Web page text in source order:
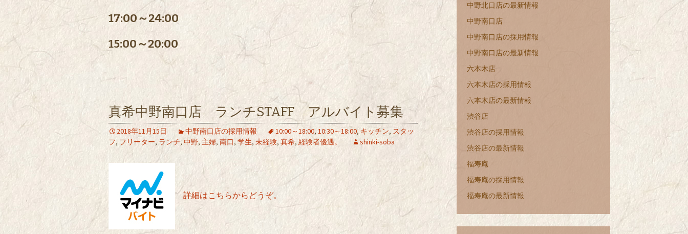
17:00～24:00
15:00～20:00
真希中野南口店 ランチSTAFF アルバイト募集
2018年11月15日 中野南口店の採用情報 10:00～18:00, 10:30～18:00, キッチン, スタッ
フ, フリーター, ランチ, 中野, 主婦, 南口, 学生, 未経験, 真希, 経験者優遇。 shinki-soba
詳細はこちらからどうぞ。
中野北口店の最新情報
中野南口店
中野南口店の採用情報
中野南口店の最新情報
六本木店
六本木店の採用情報
六本木店の最新情報
渋谷店
渋谷店の採用情報
渋谷店の最新情報
福寿庵
福寿庵の採用情報
福寿庵の最新情報